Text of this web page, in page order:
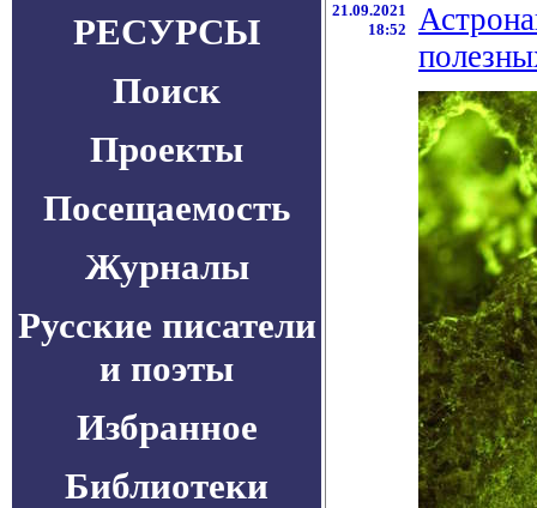
РЕСУРСЫ
Поиск
Проекты
Посещаемость
Журналы
Русские писатели
и поэты
Избранное
Библиотеки
21.09.2021
18:52